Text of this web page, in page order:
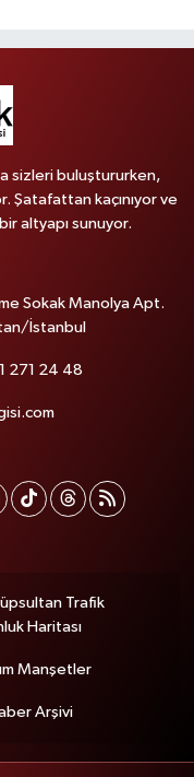
sizleri buluştururken,
Şatafattan kaçınıyor ve
altyapı sunuyor.
Sokak Manolya Apt.
İstanbul
271 24 48
Trafik
Haritası
Manşetler
Arşivi